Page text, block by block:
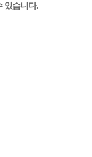
있습니다.